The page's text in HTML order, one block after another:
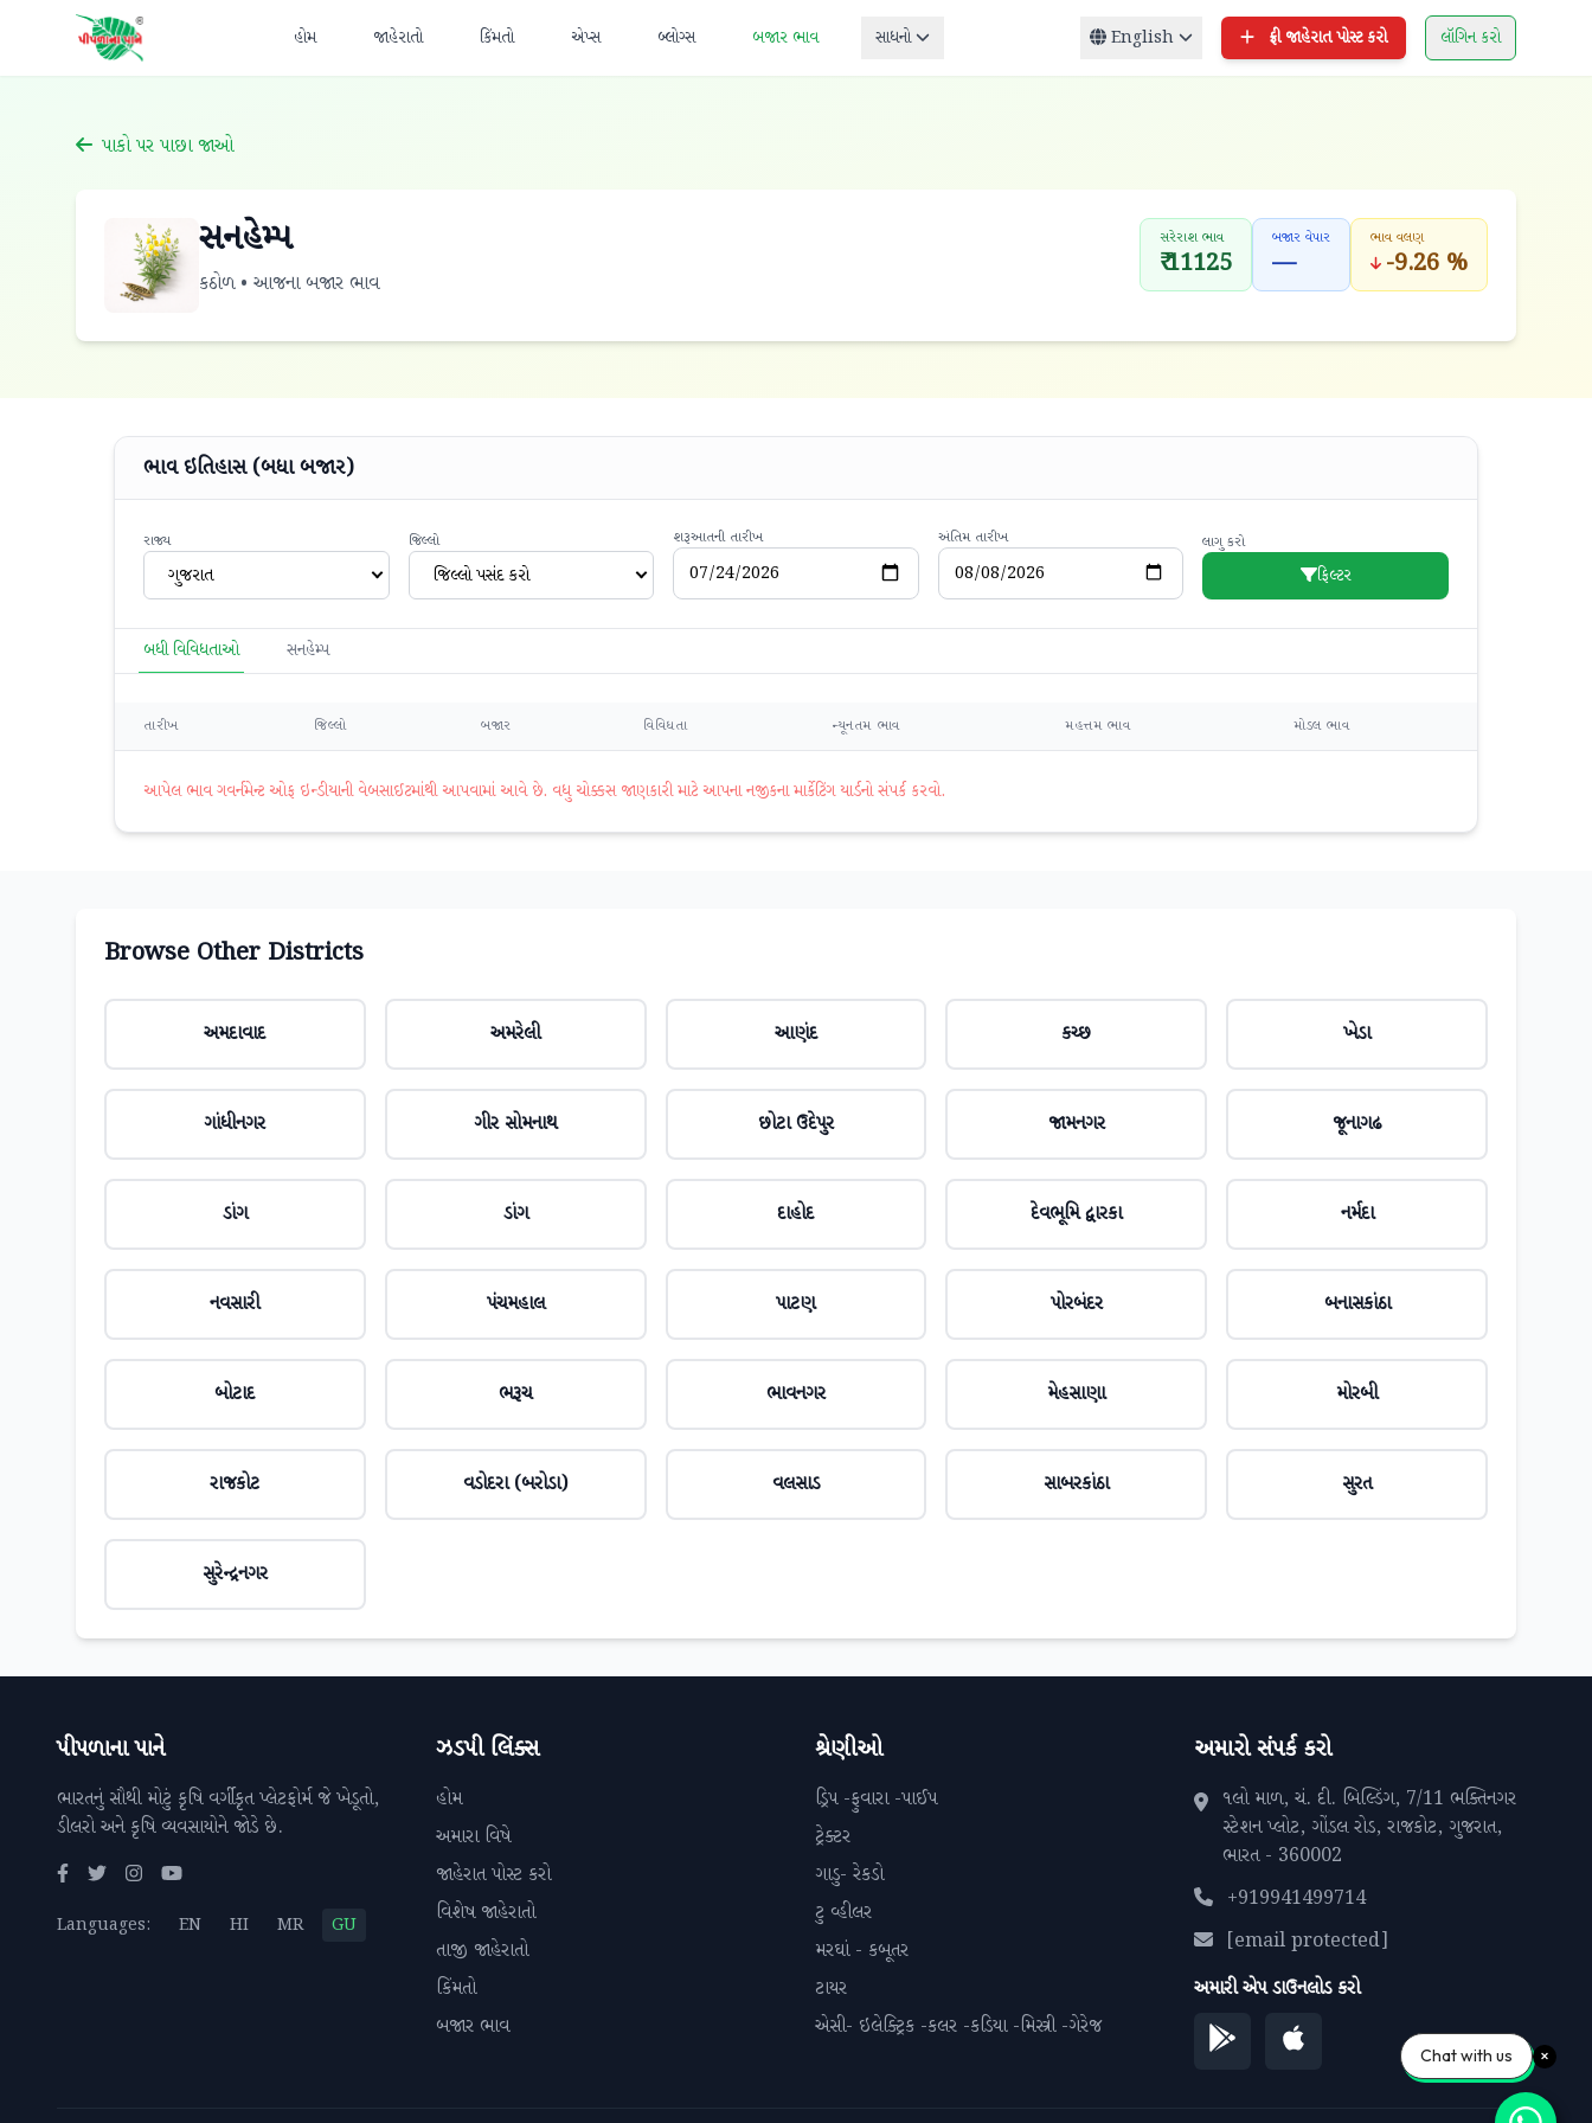
હોમ જાહેરાતો કિંમતો એપ્સ બ્લોગ્સ બજાર ભાવ સાધનો English ફ્રી જાહેરાત પોસ્ટ કરો લૉગિન કરો
પાકો પર પાછા જાઓ
સનહેમ્પ
કઠોળ • આજના બજાર ભાવ
સરેરાશ ભાવ
₹ 11125
બજાર વેપાર
—
ભાવ વલણ
-9.26 %
ભાવ ઇતિહાસ (બધા બજાર)
રાજ્ય
ગુજરાત
જિલ્લો
જિલ્લો પસંદ કરો
શરૂઆતની તારીખ અંતિમ તારીખ લાગુ કરો
ફિલ્ટર
બધી વિવિધતાઓ સનહેમ્પ
તારીખ જિલ્લો બજાર વિવિધતા ન્યૂનતમ ભાવ મહત્તમ ભાવ મોડલ ભાવ
આપેલ ભાવ ગવર્નમેન્ટ ઓફ ઇન્ડીયાની વેબસાઈટમાંથી આપવામાં આવે છે. વધુ ચોક્કસ જાણકારી માટે આપના નજીકના માર્કેટિંગ યાર્ડનો સંપર્ક કરવો.
Browse Other Districts
અમદાવાદ અમરેલી આણંદ કચ્છ ખેડા
ગાંધીનગર ગીર સોમનાથ છોટા ઉદેપુર જામનગર જૂનાગઢ
ડાંગ ડાંગ દાહોદ દેવભૂમિ દ્વારકા નર્મદા
નવસારી પંચમહાલ પાટણ પોરબંદર બનાસકાંઠા
બોટાદ ભરૂચ ભાવનગર મેહસાણા મોરબી
રાજકોટ વડોદરા (બરોડા) વલસાડ સાબરકાંઠા સુરત
સુરેન્દ્રનગર
પીપળાના પાને
ભારતનું સૌથી મોટું કૃષિ વર્ગીકૃત પ્લેટફોર્મ જે ખેડૂતો,
ડીલરો અને કૃષિ વ્યવસાયોને જોડે છે.
Languages: EN HI MR GU
ઝડપી લિંક્સ
હોમ
અમારા વિષે
જાહેરાત પોસ્ટ કરો
વિશેષ જાહેરાતો
તાજી જાહેરાતો
કિંમતો
બજાર ભાવ
શ્રેણીઓ
ડ્રિપ -ફુવારા -પાઈપ
ટ્રેક્ટર
ગાડુ- રેકડો
ટુ વ્હીલર
મરઘાં - કબૂતર
ટાયર
એસી- ઇલેક્ટ્રિક -કલર -કડિયા -મિસ્ત્રી -ગેરેજ
અમારો સંપર્ક કરો
૧લો માળ, ચં. દી. બિલ્ડિંગ, 7/11 ભક્તિનગર
સ્ટેશન પ્લોટ, ગોંડલ રોડ, રાજકોટ, ગુજરાત,
ભારત - 360002
+919941499714
[email protected]
અમારી એપ ડાઉનલોડ કરો
Chat with us